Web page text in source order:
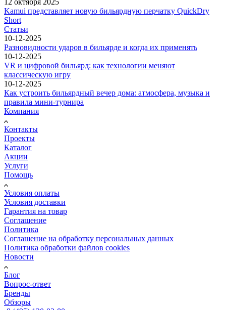
12 октября 2025
Kamui представляет новую бильярдную перчатку QuickDry
Short
Статьи
10-12-2025
Разновидности ударов в бильярде и когда их применять
10-12-2025
VR и цифровой бильярд: как технологии меняют
классическую игру
10-12-2025
Как устроить бильярдный вечер дома: атмосфера, музыка и
правила мини-турнира
Компания
Контакты
Проекты
Каталог
Акции
Услуги
Помощь
Условия оплаты
Условия доставки
Гарантия на товар
Соглашение
Политика
Соглашение на обработку персональных данных
Политика обработки файлов cookies
Новости
Блог
Вопрос-ответ
Бренды
Обзоры